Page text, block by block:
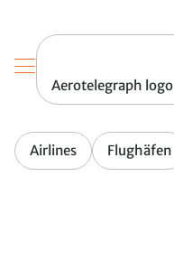
Aerotelegraph logo
Airlines Flughäfen